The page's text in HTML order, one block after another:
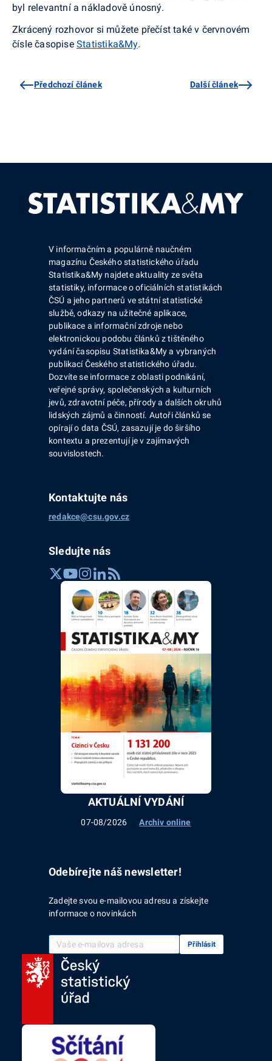
byl relevantní a nákladově únosný.
Zkrácený rozhovor si můžete přečíst také v červnovém
čísle časopise Statistika&My.
Předchozí článek Další článek
V informačním a populárně naučném
magazínu Českého statistického úřadu
Statistika&My najdete aktuality ze světa
statistiky, informace o oficiálních statistikách
ČSÚ a jeho partnerů ve státní statistické
službě, odkazy na užitečné aplikace,
publikace a informační zdroje nebo
elektronickou podobu článků z tištěného
vydání časopisu Statistika&My a vybraných
publikací Českého statistického úřadu.
Dozvíte se informace z oblasti podnikání,
veřejné správy, společenských a kulturních
jevů, zdravotní péče, přírody a dalších okruhů
lidských zájmů a činností. Autoři článků se
opírají o data ČSÚ, zasazují je do širšího
kontextu a prezentují je v zajímavých
souvislostech.
Kontaktujte nás
redakce@csu.gov.cz
Sledujte nás
AKTUÁLNÍ VYDÁNÍ
07-08/2026 Archiv online
Odebírejte náš newsletter!
Zadejte svou e-mailovou adresu a získejte
informace o novinkách
Vaše e-mailová adresa Přihlásit